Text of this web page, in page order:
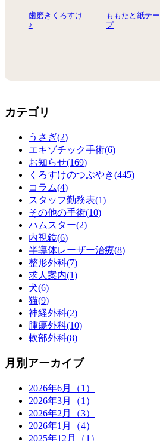
歯磨きくろすけ
♪
ももたと紙テー
プ
カテゴリ
うさぎ(2)
エキゾチック手術(6)
お知らせ(169)
くろすけのつぶやき(445)
コラム(4)
スタッフ勤務表(1)
その他の手術(10)
ハムスター(2)
内視鏡(6)
半導体レーザー治療(8)
整形外科(7)
求人案内(1)
犬(6)
猫(9)
神経外科(2)
腫瘍外科(10)
軟部外科(8)
月別アーカイブ
2026年6月（1）
2026年3月（1）
2026年2月（3）
2026年1月（4）
2025年12月（1）